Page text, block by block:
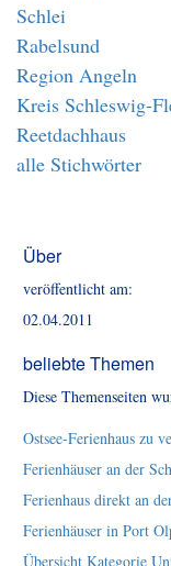
Schlei
Rabelsund
Region Angeln
Kreis Schleswig-
Reetdachhaus
alle Stichwörter
Über
veröffentlicht am:
02.04.2011
beliebte Themen
Diese Themenseiten
Ostsee-Ferienhaus zu
Ferienhäuser an der
Ferienhaus direkt an
Ferienhäuser in Port
Übersicht Kategorie